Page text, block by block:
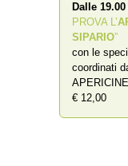
Dalle
PROVA L’
SIPARIO”
con le
coordinati
€ 12,00